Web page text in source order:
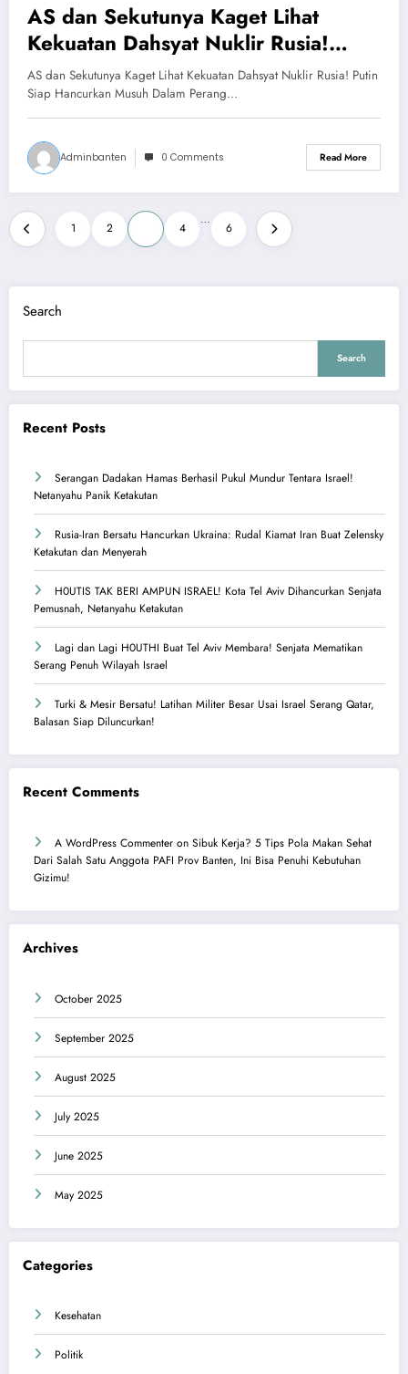
AS dan Sekutunya Kaget Lihat
Kekuatan Dahsyat Nuklir Rusia!
Putin Siap Hancurkan Musuh Dalam
Perang
AS dan Sekutunya Kaget Lihat Kekuatan Dahsyat Nuklir Rusia! Putin
Siap Hancurkan Musuh Dalam Perang…
Adminbanten 0 Comments Read More
Posts
pagination
1 2 4
…
6
Search
Search
Recent Posts
Serangan Dadakan Hamas Berhasil Pukul Mundur Tentara Israel!
Netanyahu Panik Ketakutan
Rusia-Iran Bersatu Hancurkan Ukraina: Rudal Kiamat Iran Buat Zelensky
Ketakutan dan Menyerah
H0UTIS TAK BERI AMPUN ISRAEL! Kota Tel Aviv Dihancurkan Senjata
Pemusnah, Netanyahu Ketakutan
Lagi dan Lagi H0UTHI Buat Tel Aviv Membara! Senjata Mematikan
Serang Penuh Wilayah Israel
Turki & Mesir Bersatu! Latihan Militer Besar Usai Israel Serang Qatar,
Balasan Siap Diluncurkan!
Recent Comments
A WordPress Commenter on Sibuk Kerja? 5 Tips Pola Makan Sehat
Dari Salah Satu Anggota PAFI Prov Banten, Ini Bisa Penuhi Kebutuhan
Gizimu!
Archives
October 2025
September 2025
August 2025
July 2025
June 2025
May 2025
Categories
Kesehatan
Politik